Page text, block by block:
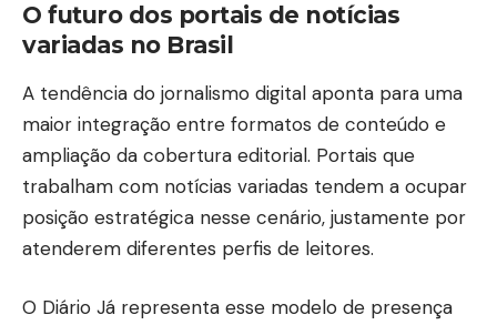
O futuro dos portais de notícias
variadas no Brasil
A tendência do jornalismo digital aponta para uma
maior integração entre formatos de conteúdo e
ampliação da cobertura editorial. Portais que
trabalham com notícias variadas tendem a ocupar
posição estratégica nesse cenário, justamente por
atenderem diferentes perfis de leitores.
O Diário Já representa esse modelo de presença